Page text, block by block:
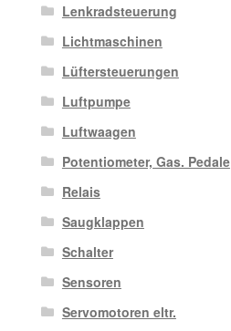
Lenkradsteuerung
Lichtmaschinen
Lüftersteuerungen
Luftpumpe
Luftwaagen
Potentiometer, Gas. Pedale
Relais
Saugklappen
Schalter
Sensoren
Servomotoren eltr.